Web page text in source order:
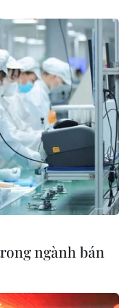
ngành bán